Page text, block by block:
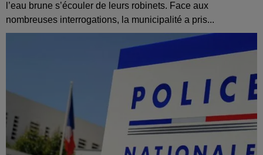
l’eau brune s’écouler de leurs robinets. Face aux
nombreuses interrogations, la municipalité a pris...